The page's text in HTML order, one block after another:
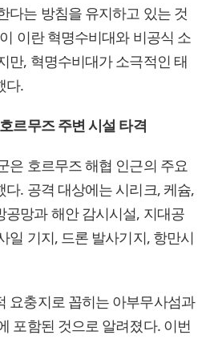
다는 방침을 유지하고 있는 것
이란 혁명수비대와 비공식 소
만, 혁명수비대가 소극적인 태
다.
르무즈 주변 시설 타격
은 호르무즈 해협 인근의 주요
. 공격 대상에는 시리크, 케슘,
공망과 해안 감시시설, 지대공
일 기지, 드론 발사기지, 항만시
요충지로 꼽히는 아부무사섬과
포함된 것으로 알려졌다. 이번